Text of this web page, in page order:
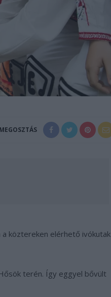
MEGOSZTÁS
a köztereken elérhető ivókutak
terén. Így eggyel bővült